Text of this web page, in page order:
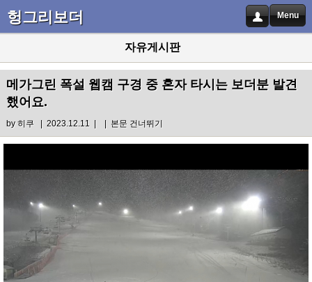
헝그리보더 Menu
자유게시판
메가그린 폭설 웹캠 구경 중 혼자 타시는 보더분 발견
했어요.
by히쿠| 2023.12.11 | | 본문 건너뛰기